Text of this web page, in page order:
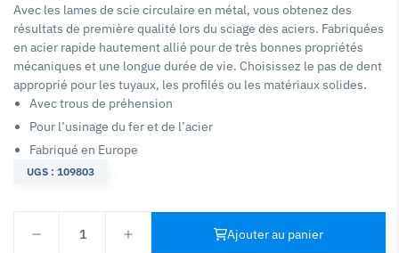
Avec les lames de scie circulaire en métal, vous obtenez des
résultats de première qualité lors du sciage des aciers. Fabriquées
en acier rapide hautement allié pour de très bonnes propriétés
mécaniques et une longue durée de vie. Choisissez le pas de dent
approprié pour les tuyaux, les profilés ou les matériaux solides.
Avec trous de préhension
Pour l’usinage du fer et de l’acier
Fabriqué en Europe
UGS : 109803
1 Ajouter au panier